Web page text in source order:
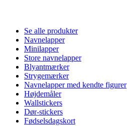
Se alle produkter
Navnelapper
Minilapper
Store navnelapper
Blyantmærker
Strygemærker
Navnelapper med kendte figurer
Højdemåler
Wallstickers
Dør-stickers
Fødselsdagskort